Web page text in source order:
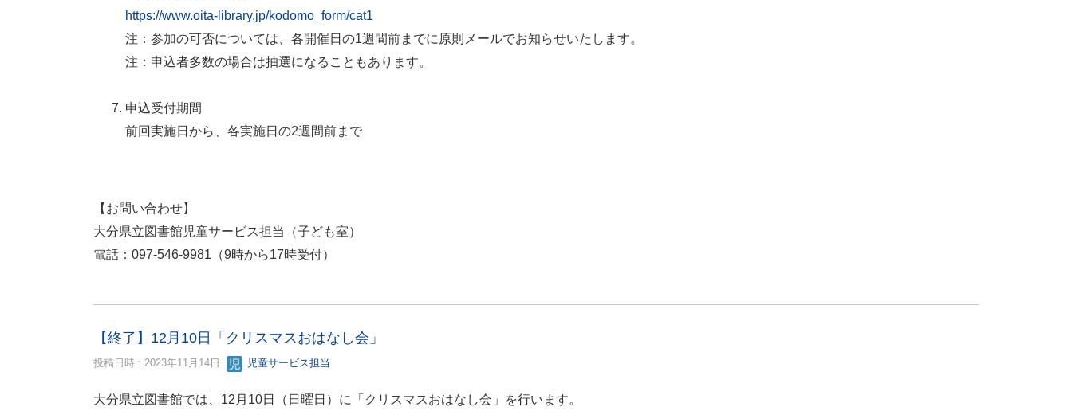
https://www.oita-library.jp/kodomo_form/cat1
注：参加の可否については、各開催日の1週間前までに原則メールでお知らせいたします。
注：申込者多数の場合は抽選になることもあります。
申込受付期間
前回実施日から、各実施日の2週間前まで
【お問い合わせ】
大分県立図書館児童サービス担当（子ども室）
電話：097-546-9981（9時から17時受付）
【終了】12月10日「クリスマスおはなし会」
投稿日時 : 2023年11月14日 児童サービス担当
大分県立図書館では、12月10日（日曜日）に「クリスマスおはなし会」を行います。